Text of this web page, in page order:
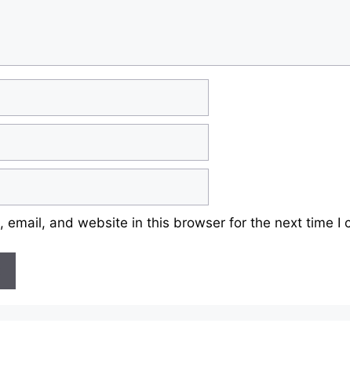
email, and website in this browser for the next time I